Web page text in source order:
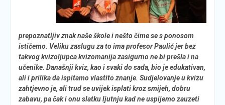
prepoznatljiv znak naše škole i nešto čime se s ponosom
ističemo. Veliku zaslugu za to ima profesor Paulić jer bez
takvog kvizoljupca kvizomanija zasigurno ne bi prešla i na
učenike. Današnji kviz, kao i svaki do sada, bio je edukativan,
ali i prilika da ispitamo vlastito znanje. Sudjelovanje u kvizu
zahtjevno je, ali trud se uvijek isplati kroz smijeh, dobru
zabavu, pa čak i onu slatku ljutnju kad ne uspijemo zauzeti